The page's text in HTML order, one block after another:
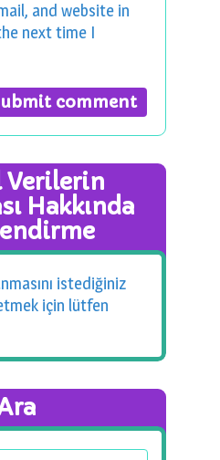
and website in
next time I
Verilerin
Hakkında
istediğiniz
için lütfen